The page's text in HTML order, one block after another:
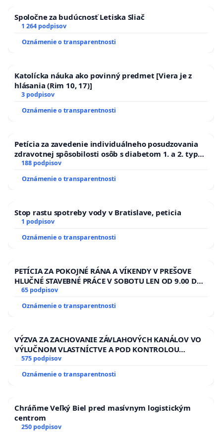
Spoločne za budúcnosť Letiska Sliač
1 264 podpisov
Oznámenie o transparentnosti
Katolícka náuka ako povinný predmet [Viera je z
hlásania (Rim 10, 17)]
3 podpisov
Oznámenie o transparentnosti
Petícia za zavedenie individuálneho posudzovania
zdravotnej spôsobilosti osôb s diabetom 1. a 2. typu
pri prijímaní do Policajného zboru SR
188 podpisov
Oznámenie o transparentnosti
Stop rastu spotreby vody v Bratislave, peticia
1 podpisov
Oznámenie o transparentnosti
PETÍCIA ZA POKOJNÉ RÁNA A VÍKENDY V PREŠOVE
HLUČNÉ STAVEBNÉ PRÁCE V SOBOTU LEN OD 9.00 DO
13.00 HOD., CEZ PRACOVNÝ TÝŽDEŇ CIEĽ 8.00 – 18.00
HOD. A PRAVIDELNÁ KONTROLA STAVBY C-AREA NA
ĎUMBIERSKEJ/MAGU
65 podpisov
Oznámenie o transparentnosti
VÝZVA ZA ZACHOVANIE ZÁVLAHOVÝCH KANÁLOV VO
VÝLUČNOM VLASTNÍCTVE A POD KONTROLOU
SLOVENSKEJ REPUBLIKY & žiadosť na riešenie
zanedbaného stavu závlahových a odvodňovacích
kanálov na Slovensku
575 podpisov
Oznámenie o transparentnosti
Chráňme Veľký Biel pred masívnym logistickým
centrom
250 podpisov